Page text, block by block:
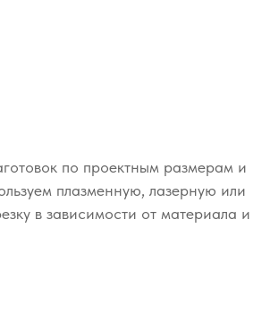
по проектным размерам и
плазменную, лазерную или
в зависимости от материала и